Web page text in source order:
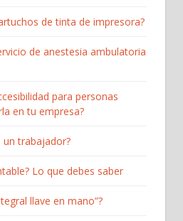
de tinta de impresora?
de anestesia ambulatoria
para personas
en tu empresa?
un trabajador?
Lo que debes saber
llave en mano”?